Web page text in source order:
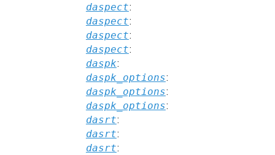
daspect:
daspect:
daspect:
daspect:
daspk:
daspk_options:
daspk_options:
daspk_options:
dasrt:
dasrt:
dasrt: